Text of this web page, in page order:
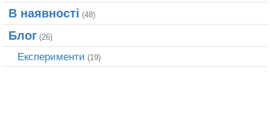
В наявності (48)
Блог (26)
Експерименти (19)